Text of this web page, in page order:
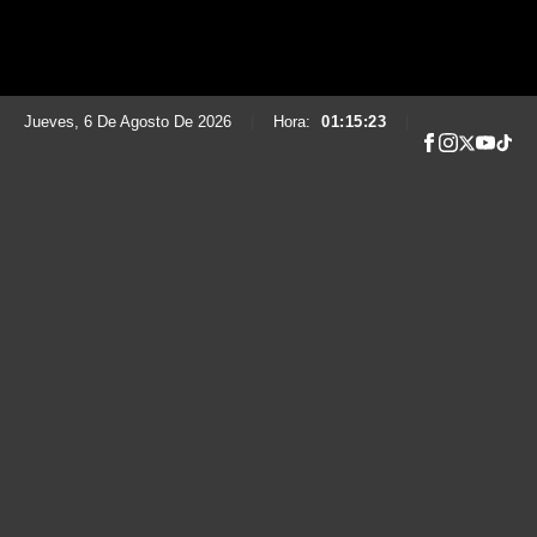
Jueves, 6 De Agosto De 2026 Hora: 01:15:24